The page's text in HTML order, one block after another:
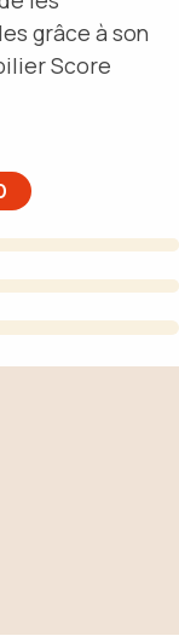
grâce à son
Score